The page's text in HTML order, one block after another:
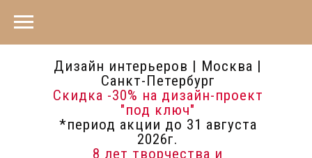
Дизайн интерьеров | Москва |
Санкт-Петербург
Скидка -30% на дизайн-проект
"под ключ"
*период акции до 31 августа
2026г.
8 лет творчества и